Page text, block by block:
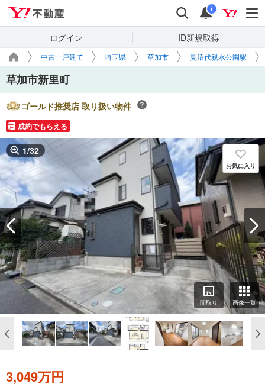
検索 通知
i
ログイン ID新規取得
中古一戸建て 埼玉県 草加市 見沼代親水公園駅
草加市新里町
ゴールド推奨店 取り扱い物件
成約でもらえる
1/32
お気に入り
間取り 画像一覧
3,049万円